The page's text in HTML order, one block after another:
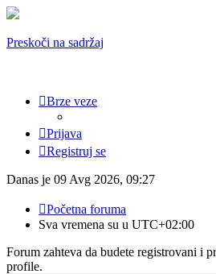
Preskoči na sadržaj
Brze veze
Prijava
Registruj se
Danas je 09 Avg 2026, 09:27
Početna foruma
Sva vremena su u UTC+02:00
Forum zahteva da budete registrovani i
profile.